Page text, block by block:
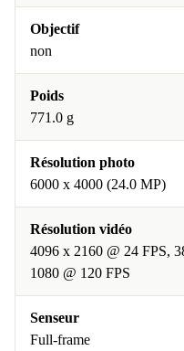
Objectif
non
Poids
771.0 g
Résolution photo
6000 x 4000 (24.0 MP)
Résolution vidéo
4096 x 2160 @ 24 FPS,
1080 @ 120 FPS
Senseur
Full-frame